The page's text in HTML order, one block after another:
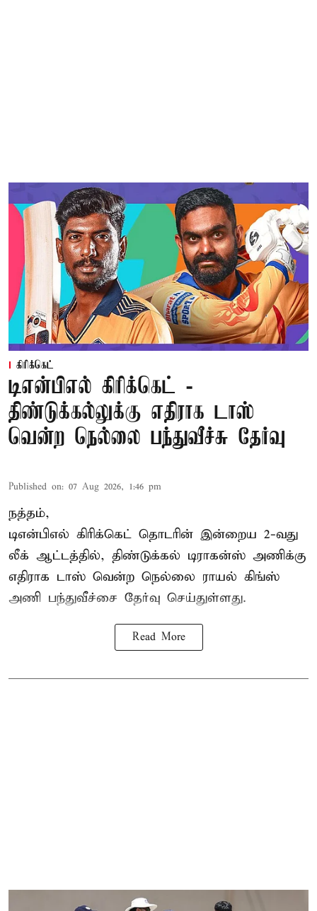
கிரிக்கெட்
டிஎன்பிஎல் கிரிக்கெட் -
திண்டுக்கல்லுக்கு எதிராக டாஸ்
வென்ற நெல்லை பந்துவீச்சு தேர்வு
Published on: 07 Aug 2026, 1:46 pm
நத்தம்,
டிஎன்பிஎல் கிரிக்கெட் தொடரின் இன்றைய 2-வது
லீக் ஆட்டத்தில், திண்டுக்கல் டிராகன்ஸ் அணிக்கு
எதிராக டாஸ் வென்ற நெல்லை ராயல் கிங்ஸ்
அணி பந்துவீச்சை தேர்வு செய்துள்ளது.
Read More